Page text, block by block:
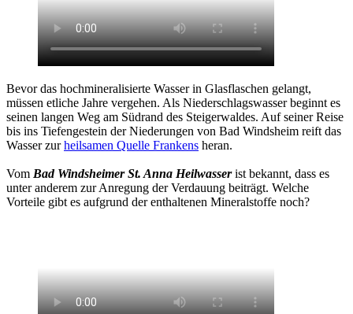
Bevor das hochmineralisierte Wasser in Glasflaschen gelangt,
müssen etliche Jahre vergehen. Als Niederschlagswasser beginnt es
seinen langen Weg am Südrand des Steigerwaldes. Auf seiner Reise
bis ins Tiefengestein der Niederungen von Bad Windsheim reift das
Wasser zurheilsamen Quelle Frankens heran.
Vom Bad Windsheimer St. Anna Heilwasserist bekannt, dass es
unter anderem zur Anregung der Verdauung beiträgt. Welche
Vorteile gibt es aufgrund der enthaltenen Mineralstoffe noch?